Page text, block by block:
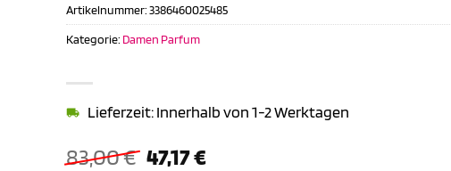
83,00€ Ursprünglicher
47,17€Aktueller
Lieferzeit: Innerhalb von 1-2 Werktagen
Artikelnummer:3386460025485
Kategorie: Damen Parfum